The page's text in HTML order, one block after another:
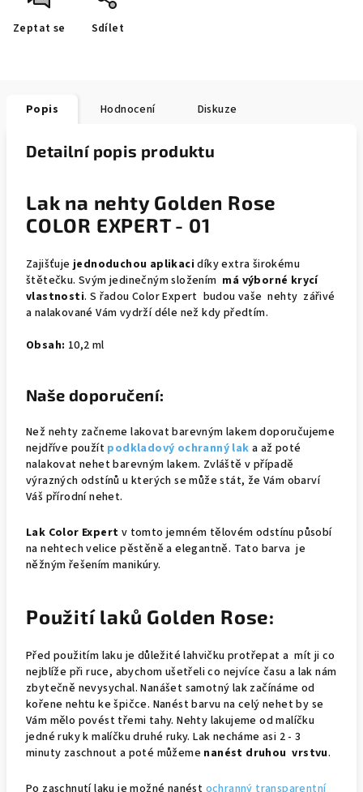
Zeptat se Sdílet
Popis Hodnocení Diskuze
Detailní popis produktu
Lak na nehty Golden Rose
COLOR EXPERT - 01
Zajišťuje jednoduchou aplikaci díky extra širokému
štětečku. Svým jedinečným složením má výborné krycí
vlastnosti. S řadou Color Expert budou vaše nehty zářivé
a nalakované Vám vydrží déle než kdy předtím.
Obsah: 10,2 ml
Naše doporučení:
Než nehty začneme lakovat barevným lakem doporučujeme
nejdříve použít podkladový ochranný lak a až poté
nalakovat nehet barevným lakem. Zvláště v případě
výrazných odstínů u kterých se může stát, že Vám obarví
Váš přírodní nehet.
Lak Color Expert v tomto jemném tělovém odstínu působí
na nehtech velice pěstěně a elegantně. Tato barva je
něžným řešením manikúry.
Použití laků Golden Rose:
Před použitím laku je důležité lahvičku protřepat a mít ji co
nejblíže při ruce, abychom ušetřeli co nejvíce času a lak nám
zbytečně nevysychal. Nanášet samotný lak začínáme od
kořene nehtu ke špičce. Nanést barvu na celý nehet by se
Vám mělo povést třemi tahy. Nehty lakujeme od malíčku
jedné ruky k malíčku druhé ruky. Lak necháme asi 2 - 3
minuty zaschnout a poté můžeme nanést druhou vrstvu.
Po zaschnutí laku je možné nanést ochranný transparentní